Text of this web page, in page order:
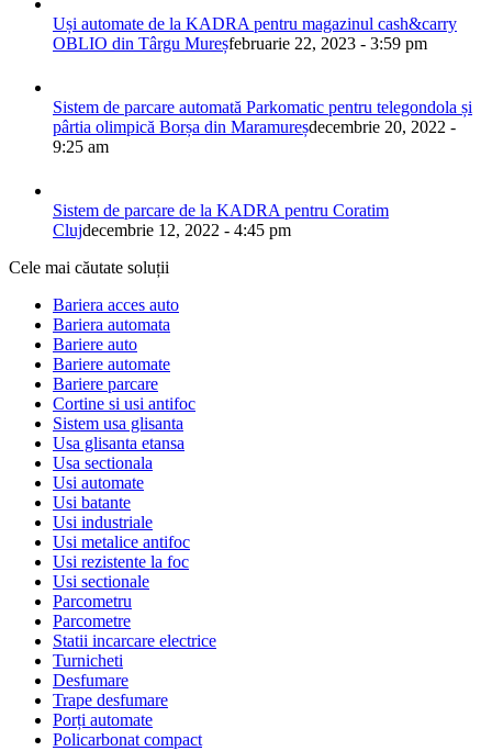
Uși automate de la KADRA pentru magazinul cash&carry
OBLIO din Târgu Mureșfebruarie 22, 2023 - 3:59 pm
Sistem de parcare automată Parkomatic pentru telegondola și
pârtia olimpică Borșa din Maramureșdecembrie 20, 2022 -
9:25 am
Sistem de parcare de la KADRA pentru Coratim
Clujdecembrie 12, 2022 - 4:45 pm
Cele mai căutate soluții
Bariera acces auto
Bariera automata
Bariere auto
Bariere automate
Bariere parcare
Cortine si usi antifoc
Sistem usa glisanta
Usa glisanta etansa
Usa sectionala
Usi automate
Usi batante
Usi industriale
Usi metalice antifoc
Usi rezistente la foc
Usi sectionale
Parcometru
Parcometre
Statii incarcare electrice
Turnicheti
Desfumare
Trape desfumare
Porți automate
Policarbonat compact